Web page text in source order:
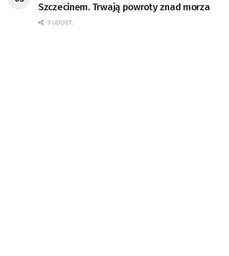
Szczecinem. Trwają powroty znad morza
0 UDOST.